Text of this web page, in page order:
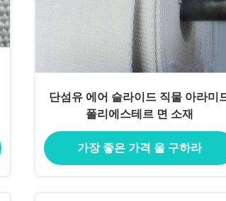
단섬유 에어 슬라이드 직물 아라미
폴리에스테르 면 소재
가장 좋은 가격 을 구하라